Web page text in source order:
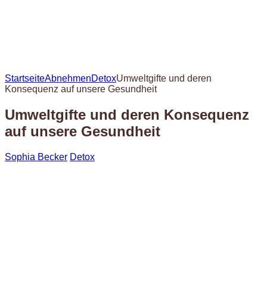
StartseiteAbnehmenDetoxUmweltgifte und deren
Konsequenz auf unsere Gesundheit
Umweltgifte und deren Konsequenz
auf unsere Gesundheit
Sophia Becker Detox